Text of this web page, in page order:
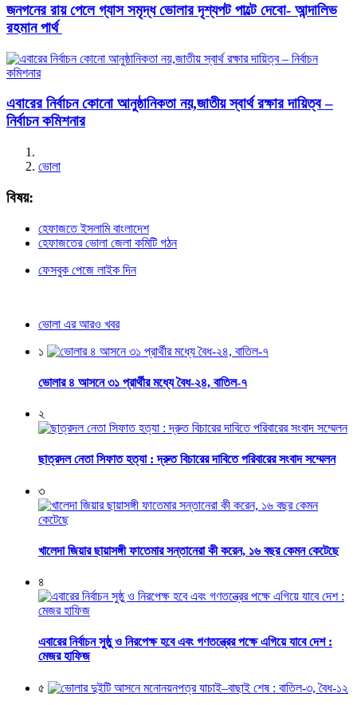
জনগনের রায় পেলে গ্যাস সমৃদ্ধ ভোলার দৃশ্যপট পাল্টে দেবো- আন্দালিভ
রহমান পার্থ
এবারের নির্বাচন কোনো আনুষ্ঠানিকতা নয়,জাতীয় স্বার্থ রক্ষার দায়িত্ব –
নির্বাচন কমিশনার
ভোলা
বিষয়:
হেফাজতে ইসলামি বাংলাদেশ
হেফাজতের ভোলা জেলা কমিটি গঠন
ফেসবুক পেজে লাইক দিন
ভোলা এর আরও খবর
১
ভোলার ৪ আসনে ৩১ প্রার্থীর মধ্যে বৈধ-২৪, বাতিল-৭
২
ছাত্রদল নেতা সিফাত হত্যা : দ্রুত বিচারের দাবিতে পরিবারের সংবাদ সম্মেলন
৩
খালেদা জিয়ার ছায়াসঙ্গী ফাতেমার সন্তানেরা কী করেন, ১৬ বছর কেমন কেটেছে
৪
এবারের নির্বাচন সুষ্ঠু ও নিরপেক্ষ হবে এবং গণতন্ত্রের পক্ষে এগিয়ে যাবে দেশ :
মেজর হাফিজ
৫